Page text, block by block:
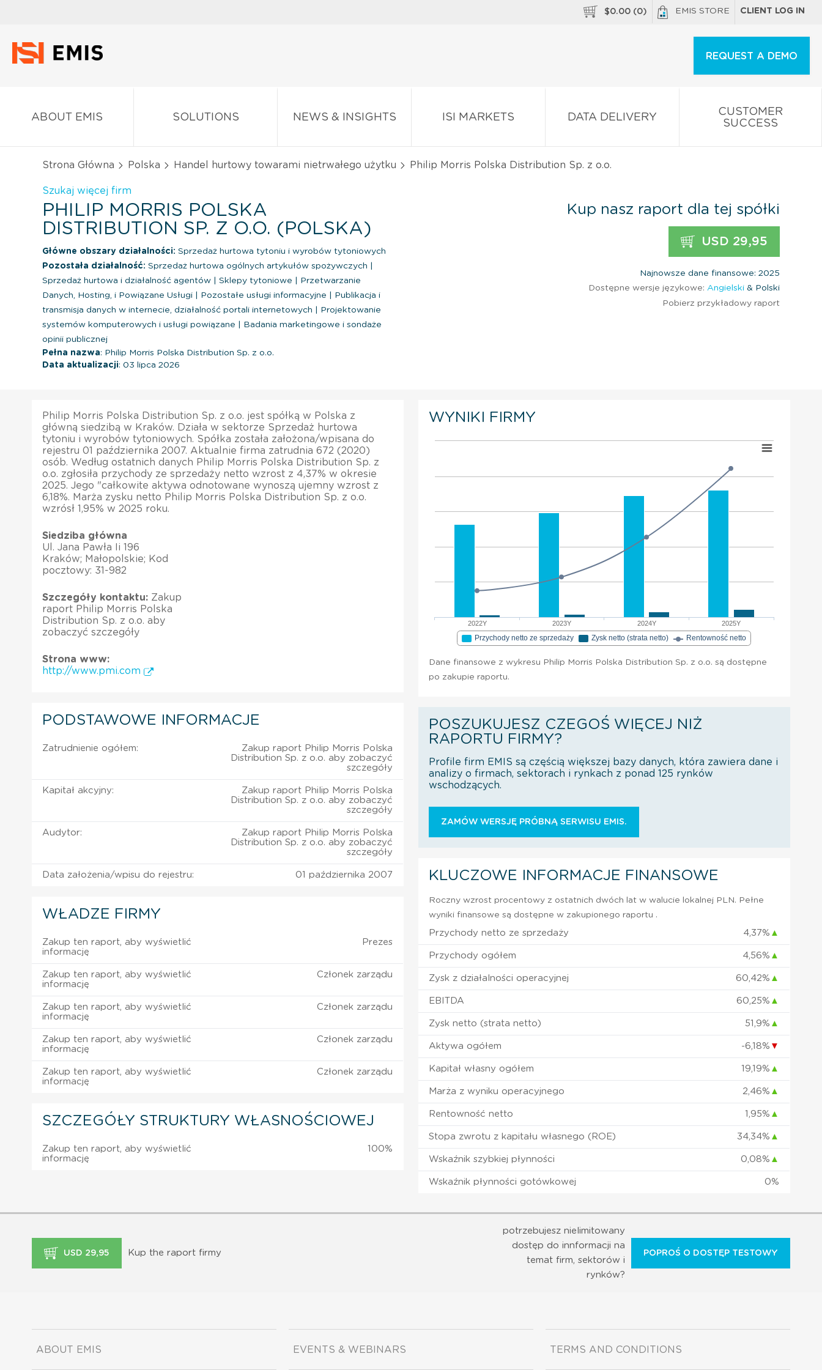
$0.00 (0) EMIS STORE CLIENT LOG IN
REQUEST A DEMO
ABOUT EMIS SOLUTIONS NEWS & INSIGHTS ISI MARKETS DATA DELIVERY
CUSTOMER
SUCCESS
Strona Główna Polska Handel hurtowy towarami nietrwałego użytku Philip Morris Polska Distribution Sp. z o.o.
Szukaj więcej firm
PHILIP MORRIS POLSKA
DISTRIBUTION SP. Z O.O. (POLSKA)
Główne obszary działalności: Sprzedaż hurtowa tytoniu i wyrobów tytoniowych
Pozostała działalność: Sprzedaż hurtowa ogólnych artykułów spożywczych
Sprzedaż hurtowa i działalność agentów
Sklepy tytoniowe
Przetwarzanie
Danych, Hosting, i Powiązane Usługi
Pozostałe usługi informacyjne
Publikacja i
transmisja danych w internecie, działalność portali internetowych
Projektowanie
systemów komputerowych i usługi powiązane
Badania marketingowe i sondaże
opinii publicznej
Pełna nazwa: Philip Morris Polska Distribution Sp. z o.o.
Data aktualizacji: 03 lipca 2026
Kup nasz raport dla tej spółki
USD 29,95
Najnowsze dane finansowe: 2025
Dostępne wersje językowe: Angielski & Polski
Pobierz przykładowy raport
Philip Morris Polska Distribution Sp. z o.o. jest spółką w Polska z
główną siedzibą w Kraków. Działa w sektorze Sprzedaż hurtowa
tytoniu i wyrobów tytoniowych. Spółka została założona/wpisana do
rejestru 01 października 2007. Aktualnie firma zatrudnia 672 (2020)
osób. Według ostatnich danych Philip Morris Polska Distribution Sp. z
o.o. zgłosiła przychody ze sprzedaży netto wzrost z 4,37% w okresie
2025. Jego "całkowite aktywa odnotowane wynoszą ujemny wzrost z
6,18%. Marża zysku netto Philip Morris Polska Distribution Sp. z o.o.
wzrósł 1,95% w 2025 roku.
Siedziba główna
Ul. Jana Pawła Ii 196
Kraków; Małopolskie; Kod
pocztowy: 31-982
Szczegóły kontaktu: Zakup
raport Philip Morris Polska
Distribution Sp. z o.o. aby
zobaczyć szczegóły
Strona www:
http://www.pmi.com
PODSTAWOWE INFORMACJE
Zatrudnienie ogółem:
Zakup raport Philip Morris Polska
Distribution Sp. z o.o. aby zobaczyć
szczegóły
Kapitał akcyjny:
Zakup raport Philip Morris Polska
Distribution Sp. z o.o. aby zobaczyć
szczegóły
Audytor:
Zakup raport Philip Morris Polska
Distribution Sp. z o.o. aby zobaczyć
szczegóły
Data założenia/wpisu do rejestru: 01 października 2007
WŁADZE FIRMY
Zakup ten raport, aby wyświetlić
informację
Prezes
Zakup ten raport, aby wyświetlić
informację
Członek zarządu
Zakup ten raport, aby wyświetlić
informację
Członek zarządu
Zakup ten raport, aby wyświetlić
informację
Członek zarządu
Zakup ten raport, aby wyświetlić
informację
Członek zarządu
SZCZEGÓŁY STRUKTURY WŁASNOŚCIOWEJ
Zakup ten raport, aby wyświetlić
informację
100%
WYNIKI FIRMY
2022Y 2023Y 2024Y 2025Y
Przychody netto ze sprzedaży Zysk netto (strata netto) Rentowność netto
Dane finansowe z wykresu Philip Morris Polska Distribution Sp. z o.o. są dostępne
po zakupie raportu.
POSZUKUJESZ CZEGOŚ WIĘCEJ NIŻ
RAPORTU FIRMY?
Profile firm EMIS są częścią większej bazy danych, która zawiera dane i
analizy o firmach, sektorach i rynkach z ponad 125 rynków
wschodzących.
ZAMÓW WERSJĘ PRÓBNĄ SERWISU EMIS.
KLUCZOWE INFORMACJE FINANSOWE
Roczny wzrost procentowy z ostatnich dwóch lat w walucie lokalnej PLN. Pełne
wyniki finansowe są dostępne w zakupionego raportu .
Przychody netto ze sprzedaży 4,37% ▲
Przychody ogółem 4,56% ▲
Zysk z działalności operacyjnej 60,42% ▲
EBITDA 60,25% ▲
Zysk netto (strata netto) 51,9% ▲
Aktywa ogółem -6,18% ▼
Kapitał własny ogółem 19,19% ▲
Marża z wyniku operacyjnego 2,46% ▲
Rentowność netto 1,95% ▲
Stopa zwrotu z kapitału własnego (ROE) 34,34% ▲
Wskaźnik szybkiej płynności 0,08% ▲
Wskaźnik płynności gotówkowej 0%
USD 29,95 Kup the raport firmy
potrzebujesz nielimitowany
dostęp do innformacji na
temat firm, sektorów i
rynków?
POPROŚ O DOSTĘP TESTOWY
ABOUT EMIS EVENTS & WEBINARS TERMS AND CONDITIONS